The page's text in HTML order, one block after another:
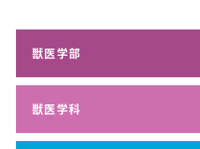
獣医学部
獣医学科